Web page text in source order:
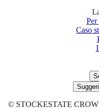
Caso
© STOCKESTATE